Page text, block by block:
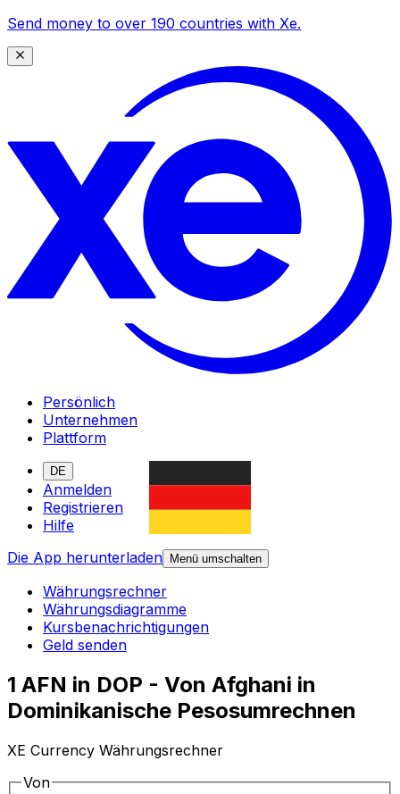
Send money to over 190 countries with Xe.
Persönlich
Unternehmen
Plattform
DE
Anmelden
Registrieren
Hilfe
Die App herunterladen
Menü umschalten
Währungsrechner
Währungsdiagramme
Kursbenachrichtigungen
Geld senden
1 AFN in DOP - Von Afghani in
Dominikanische Pesosumrechnen
XE Currency Währungsrechner
Von